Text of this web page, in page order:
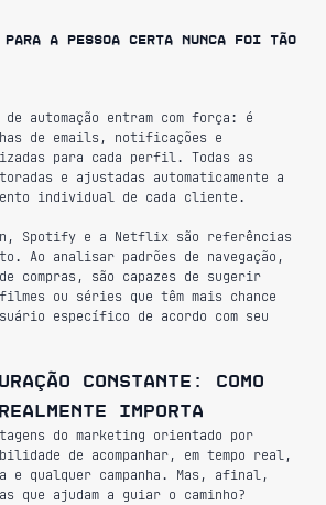
para a pessoa certa nunca foi tão
automação entram com força: é
de emails, notificações e
para cada perfil. Todas as
e ajustadas automaticamente a
individual de cada cliente.
Spotify e a Netflix são referências
Ao analisar padrões de navegação,
compras, são capazes de sugerir
ou séries que têm mais chance
específico de acordo com seu
constante: como
importa
do marketing orientado por
de acompanhar, em tempo real,
e qualquer campanha. Mas, afinal,
que ajudam a guiar o caminho?